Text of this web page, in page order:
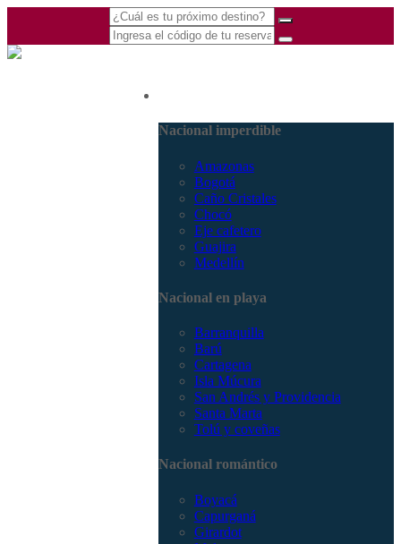
Nacional imperdible
Amazonas
Bogotá
Caño Cristales
Chocó
Eje cafetero
Guajira
Medellín
Nacional en playa
Barranquilla
Barú
Cartagena
Isla Múcura
San Andrés y Providencia
Santa Marta
Tolú y coveñas
Nacional romántico
Boyacá
Capurganá
Girardot